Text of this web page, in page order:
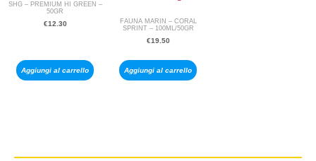
SHG – PREMIUM HI GREEN –
50GR
€12.30
Aggiungi al carrello
FAUNA MARIN – CORAL
SPRINT – 100ML/50GR
€19.50
Aggiungi al carrello